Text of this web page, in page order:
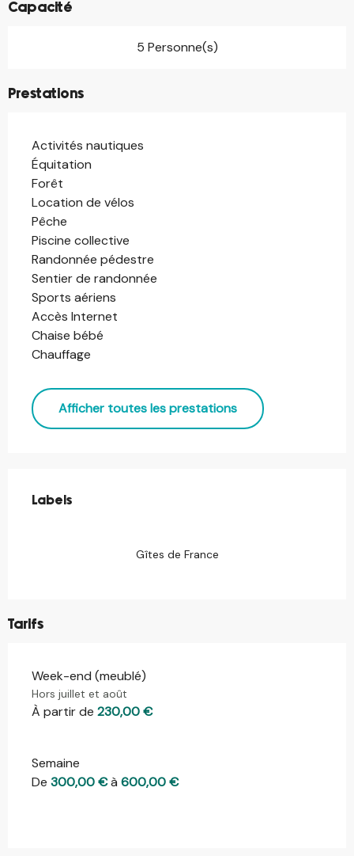
Capacité
5 Personne(s)
Prestations
Activités nautiques
Équitation
Forêt
Location de vélos
Pêche
Piscine collective
Randonnée pédestre
Sentier de randonnée
Sports aériens
Accès Internet
Chaise bébé
Chauffage
Afficher toutes les prestations
Labels
Labels
Gîtes de France
Tarifs
Tarifs 2026
Week-end (meublé)
Hors juillet et août
À partir de 230,00 €
Semaine
De 300,00 €à 600,00 €